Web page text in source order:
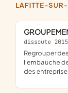
LAFITTE-
dissoute
regrouper des entreprises agricoles en vue de
l'embauche
des